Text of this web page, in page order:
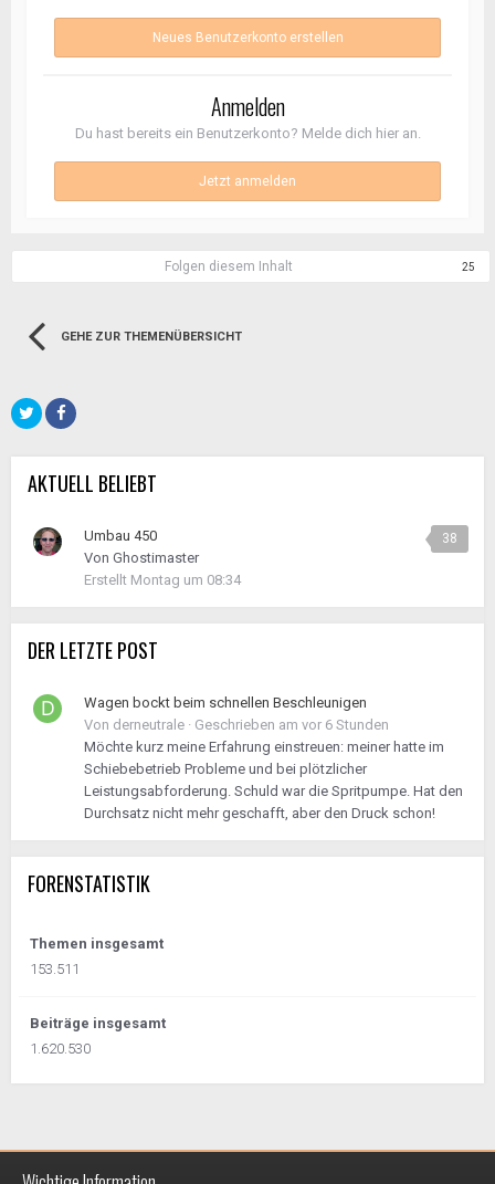
Neues Benutzerkonto erstellen
Anmelden
Du hast bereits ein Benutzerkonto? Melde dich hier an.
Jetzt anmelden
Folgen diesem Inhalt 25
GEHE ZUR THEMENÜBERSICHT
AKTUELL BELIEBT
38
Umbau 450
Von Ghostimaster
Erstellt Montag um 08:34
DER LETZTE POST
Wagen bockt beim schnellen Beschleunigen
Von derneutrale · Geschrieben am vor 6 Stunden
Möchte kurz meine Erfahrung einstreuen: meiner hatte im
Schiebebetrieb Probleme und bei plötzlicher
Leistungsabforderung. Schuld war die Spritpumpe. Hat den
Durchsatz nicht mehr geschafft, aber den Druck schon!
FORENSTATISTIK
Themen insgesamt
153.511
Beiträge insgesamt
1.620.530